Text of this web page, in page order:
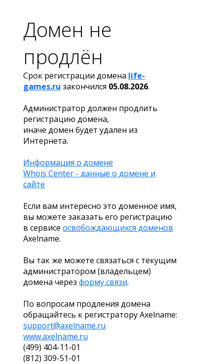
Домен не
продлён
Срок регистрации домена life-
games.ru закончился 05.08.2026.
Администратор должен продлить
регистрацию домена,
иначе домен будет удален из
Интернета.
Информация о домене
Whois Center - данные о домене и
сайте
Если вам интересно это доменное имя,
вы можете заказать его регистрацию
в сервисе освобождающихся доменов
Axelname.
Вы так же можете связаться с текущим
администратором (владельцем)
домена через форму связи.
По вопросам продления домена
обращайтесь к регистратору Axelname:
support@axelname.ru
www.axelname.ru
(499) 404-11-01
(812) 309-51-01